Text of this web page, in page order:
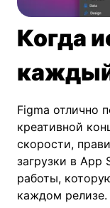
Когда
Figma отлично
креативной
скорости,
загрузки в
работы,
каждом релизе.